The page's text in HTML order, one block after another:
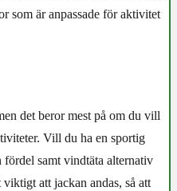
som är anpassade för aktivitet
det beror mest på om du vill
Vill du ha en sportig
fördel samt vindtäta alternativ
att jackan andas, så att